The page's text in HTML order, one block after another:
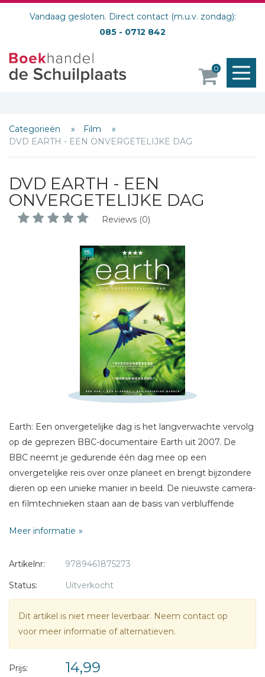
Vandaag gesloten. Direct contact (m.u.v. zondag):
085 - 0712 842
0
Categorieën
Film
DVD EARTH - EEN ONVERGETELIJKE DAG
DVD EARTH - EEN
ONVERGETELIJKE DAG
Reviews (0)
Earth: Een onvergetelijke dag is het langverwachte vervolg
op de geprezen BBC-documentaire Earth uit 2007. De
BBC neemt je gedurende één dag mee op een
onvergetelijke reis over onze planeet en brengt bijzondere
dieren op een unieke manier in beeld. De nieuwste camera-
en filmtechnieken staan aan de basis van verbluffende
op zoek naar voedsel, van een luiaard op liefdespad en van
steken.
Ga mee op een eendaagse reis vol schoonheid in dit epos
Meer informatie
Artikelnr:
9789461875273
Status:
Uitverkocht
Dit artikel is niet meer leverbaar. Neem contact op
voor meer informatie of alternatieven.
Prijs: 14,99
Schrijf hieronder je review!